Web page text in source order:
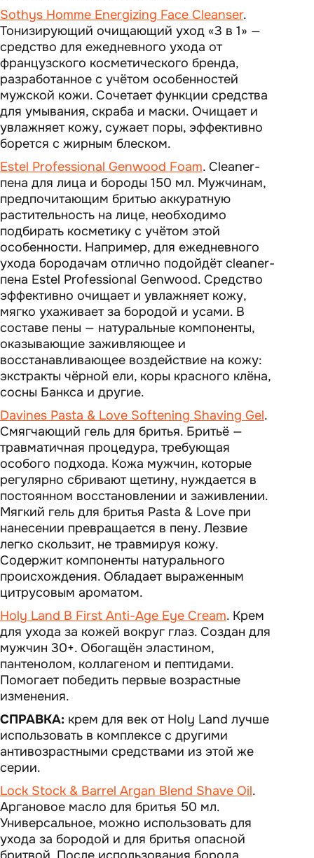
Sothys Homme Energizing Face Cleanser.
Тонизирующий очищающий уход «3 в 1» —
средство для ежедневного ухода от
французского косметического бренда,
разработанное с учётом особенностей
мужской кожи. Сочетает функции средства
для умывания, скраба и маски. Очищает и
увлажняет кожу, сужает поры, эффективно
борется с жирным блеском.
Estel Professional Genwood Foam. Cleaner-
пена для лица и бороды 150 мл. Мужчинам,
предпочитающим бритью аккуратную
растительность на лице, необходимо
подбирать косметику с учётом этой
особенности. Например, для ежедневного
ухода бородачам отлично подойдёт cleaner-
пена Estel Professional Genwood. Средство
эффективно очищает и увлажняет кожу,
мягко ухаживает за бородой и усами. В
составе пены — натуральные компоненты,
оказывающие заживляющее и
восстанавливающее воздействие на кожу:
экстракты чёрной ели, коры красного клёна,
сосны Банкса и другие.
Davines Pasta & Love Softening Shaving Gel.
Смягчающий гель для бритья. Бритьё —
травматичная процедура, требующая
особого подхода. Кожа мужчин, которые
регулярно сбривают щетину, нуждается в
постоянном восстановлении и заживлении.
Мягкий гель для бритья Pasta & Love при
нанесении превращается в пену. Лезвие
легко скользит, не травмируя кожу.
Содержит компоненты натурального
происхождения. Обладает выраженным
цитрусовым ароматом.
Holy Land B First Anti-Age Eye Cream. Крем
для ухода за кожей вокруг глаз. Создан для
мужчин 30+. Обогащён эластином,
пантенолом, коллагеном и пептидами.
Помогает победить первые возрастные
изменения.
СПРАВКА: крем для век от Holy Land лучше
использовать в комплексе с другими
антивозрастными средствами из этой же
серии.
Lock Stock & Barrel Argan Blend Shave Oil.
Аргановое масло для бритья 50 мл.
Универсальное, можно использовать для
ухода за бородой и для бритья опасной